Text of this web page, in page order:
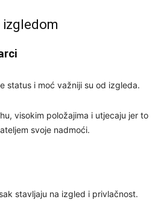
izgledom
status i moć važniji su od izgleda.
visokim položajima i utjecaju jer to
svoje nadmoći.
stavljaju na izgled i privlačnost.